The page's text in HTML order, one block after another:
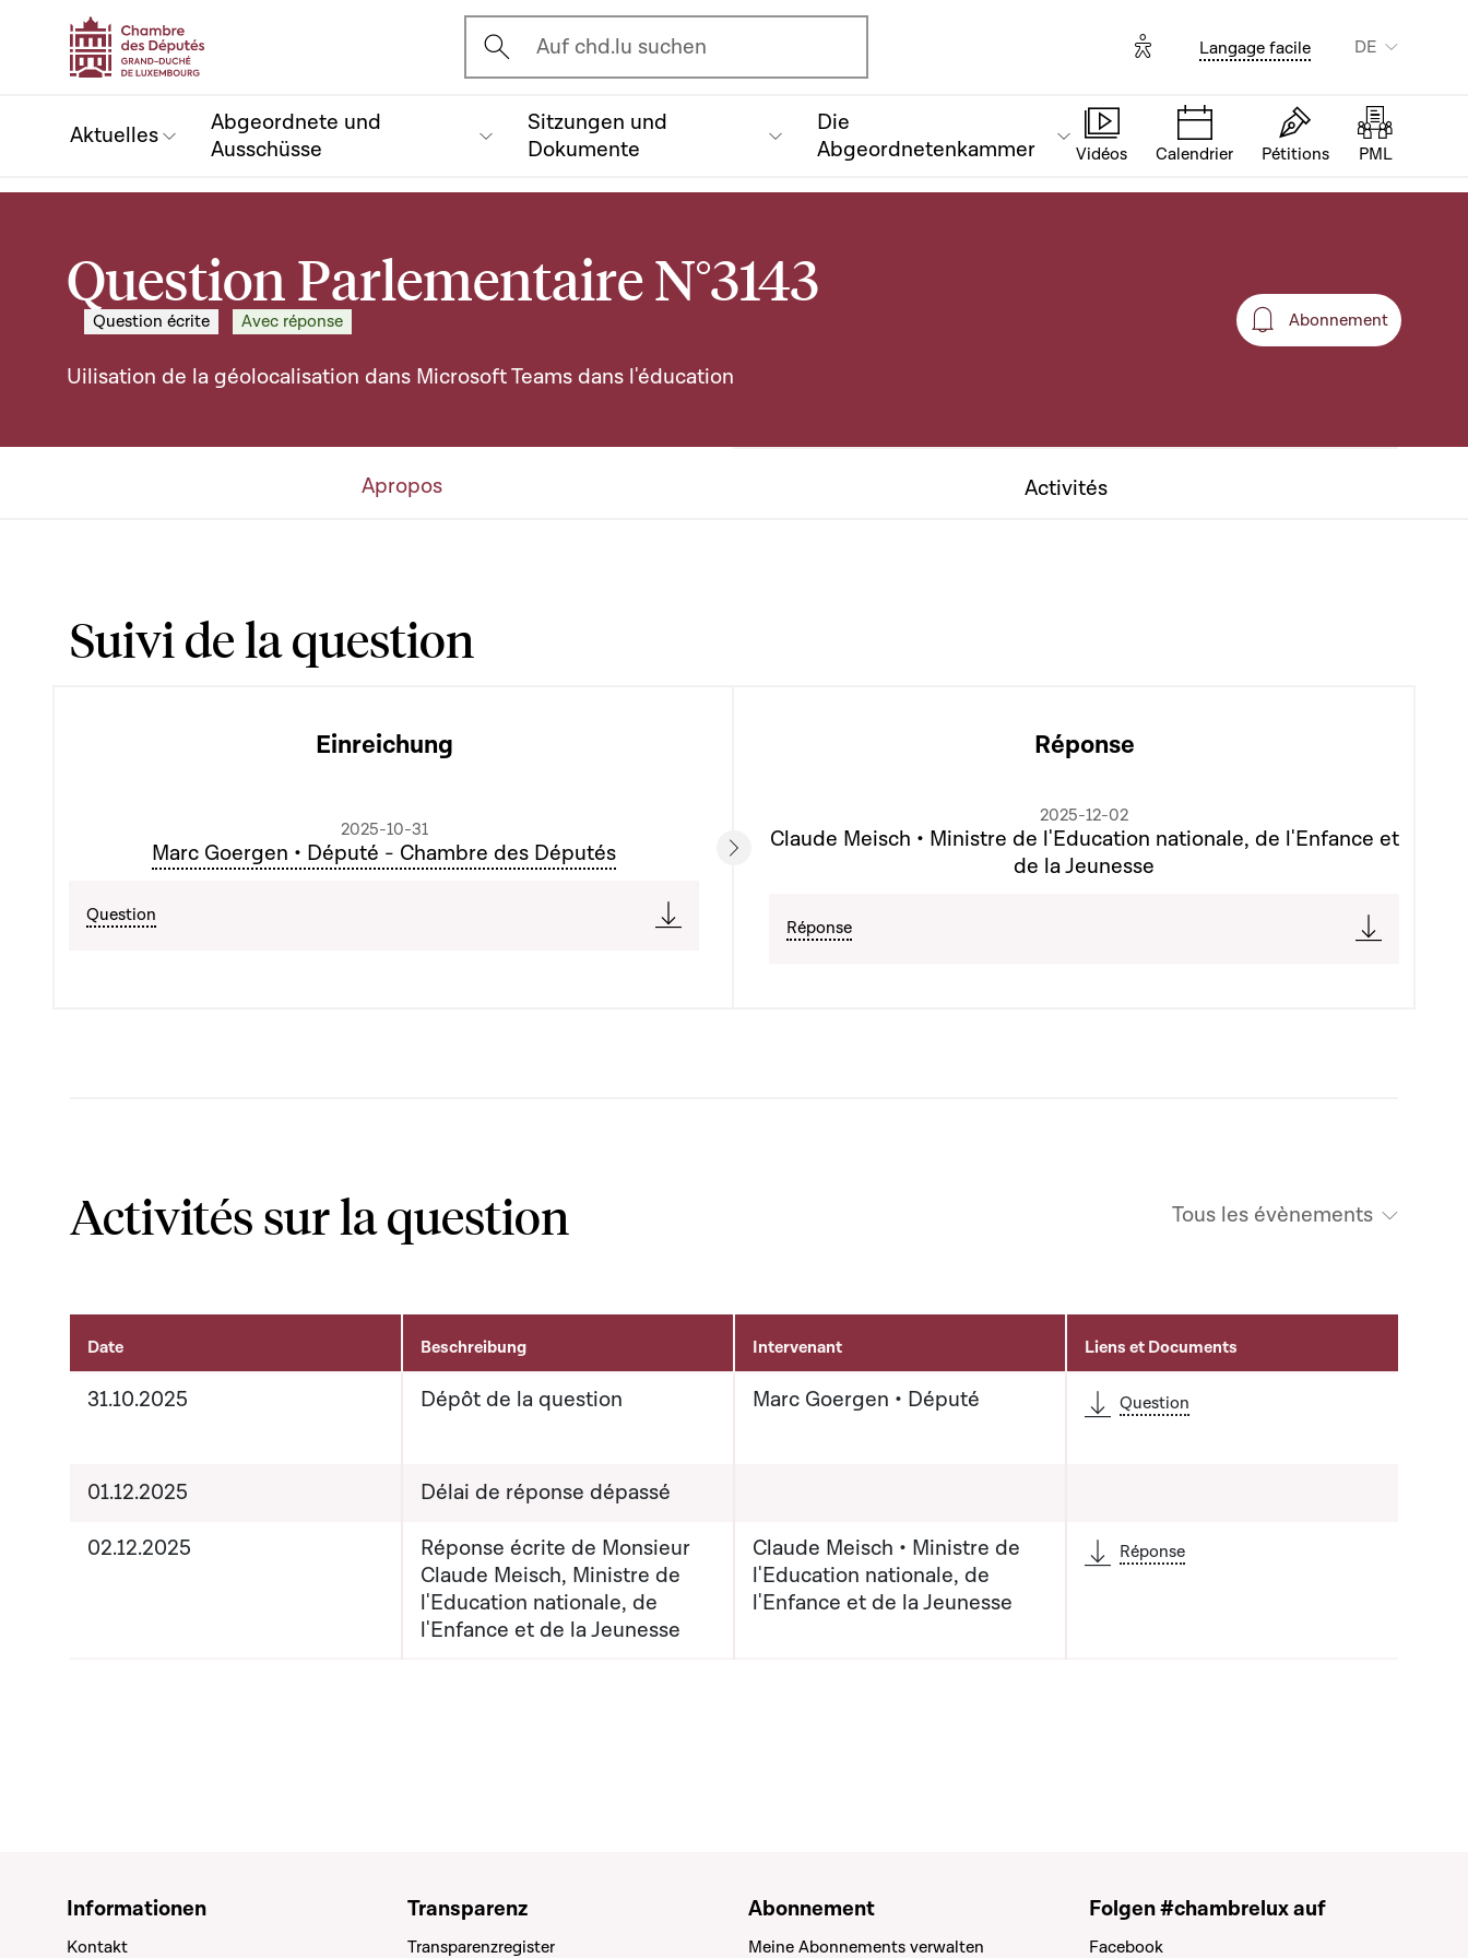
Ouvrir l'écran de recherche
Auf chd.lu suchen Options d'accessibilité
Langage facile DE
Aktuelles
Abgeordnete und
Ausschüsse
Sitzungen und
Dokumente
Die
Abgeordnetenkammer
Vidéos Calendrier Pétitions PML
Question Parlementaire N°3143
Question écrite Avec réponse
Uilisation de la géolocalisation dans Microsoft Teams dans l'éducation
Abonnement
Abonnement
Apropos Activités
Suivi de la question
Einreichung
2025-10-31
Marc Goergen • Député - Chambre des Députés
Question
Réponse
2025-12-02
Claude Meisch • Ministre de l'Education nationale, de l'Enfance et
de la Jeunesse
Réponse
Activités sur la question Tous les évènements
Activités sur le dossier
Date Beschreibung Intervenant Liens et Documents
31.10.2025 Dépôt de la question Marc Goergen • Député Question
01.12.2025
Délai de réponse dépassé
02.12.2025
Réponse écrite de Monsieur
Claude Meisch, Ministre de
l'Education nationale, de
l'Enfance et de la Jeunesse
Claude Meisch • Ministre de
l'Education nationale, de
l'Enfance et de la Jeunesse
Réponse
Informationen
Kontakt
Transparenz
Transparenzregister
Abonnement
Meine Abonnements verwalten
Folgen #chambrelux auf
Facebook